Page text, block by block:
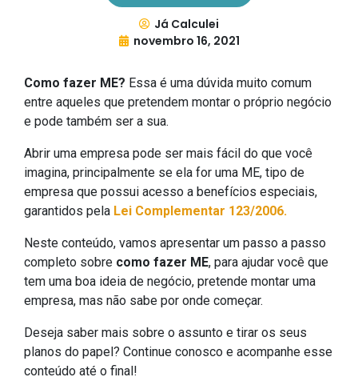
Já Calculei
novembro 16, 2021
Como fazer ME? Essa é uma dúvida muito comum
entre aqueles que pretendem montar o próprio negócio
e pode também ser a sua.
Abrir uma empresa pode ser mais fácil do que você
imagina, principalmente se ela for uma ME, tipo de
empresa que possui acesso a benefícios especiais,
garantidos pela Lei Complementar 123/2006.
Neste conteúdo, vamos apresentar um passo a passo
completo sobre como fazer ME, para ajudar você que
tem uma boa ideia de negócio, pretende montar uma
empresa, mas não sabe por onde começar.
Deseja saber mais sobre o assunto e tirar os seus
planos do papel? Continue conosco e acompanhe esse
conteúdo até o final!